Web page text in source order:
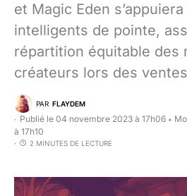
et Magic Eden
intelligents de pointe,
répartition équitable des
créateurs lors des
PAR FLAYDEM
Publié le 04 novembre 2023 à 17h06 •
à 17h10
2 MINUTES DE LECTURE